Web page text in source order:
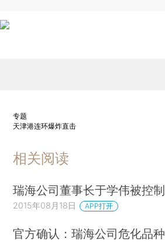
专题
天津港连环爆炸直击
相关阅读
瑞海公司董事长于学伟被控制
2015年08月18日 APP打开
官方确认：瑞海公司危化品种